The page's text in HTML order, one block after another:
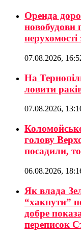
Оренда
новобудови
07.08.2026,
На
ловити
07.08.2026,
голову
посадили,
06.08.2026,
Як влада
“хакнути”
добре
переписок